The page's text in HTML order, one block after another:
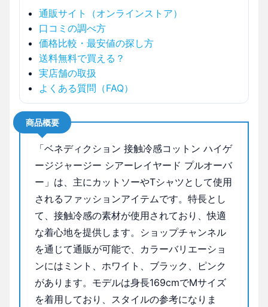
通販サイト（オンラインストア）
口コミの調べ方
価格比較・最安値の探し方
送料無料で買える？
実店舗の取扱
よくある質問（FAQ）
商品概要
「ベネディクション 接触冷感コットン ハイゲ
ージジャージー シアーレイヤード プルオーバ
ー」は、主にカットソーやTシャツとして使用
されるファッションアイテムです。特長とし
て、接触冷感の素材が使用されており、快適
な着心地を提供します。ショップチャンネル
を通じて通販が可能で、カラーバリエーショ
ンにはミント、ホワイト、ブラック、ピンク
があります。モデルは身長169cmでMサイズ
を着用しており、スタイルの参考になりま